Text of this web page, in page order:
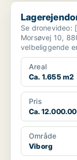
Lagerejendom i
Se dronevideo: [xxxxx] Pris:
Morsøvej 10,
velbeliggende
strategisk pla...
Areal
Ca. 1.655 m2
Pris
Ca.
Område
Viborg